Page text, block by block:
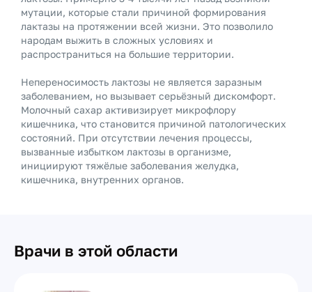
мутации, которые стали причиной формирования
лактазы на протяжении всей жизни. Это позволило
народам выжить в сложных условиях и
распространиться на большие территории.
Непереносимость лактозы не является заразным
заболеванием, но вызывает серьёзный дискомфорт.
Молочный сахар активизирует микрофлору
кишечника, что становится причиной патологических
состояний. При отсутствии лечения процессы,
вызванные избытком лактозы в организме,
инициируют тяжёлые заболевания желудка,
кишечника, внутренних органов.
Врачи в этой области